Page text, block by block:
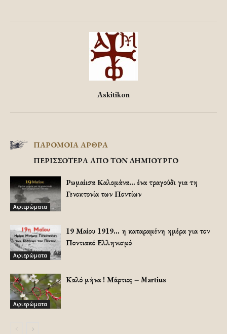
Askitikon
ΠΑΡΟΜΟΙΑ ΑΡΘΡΑ
ΠΕΡΙΣΣΟΤΕΡΑ ΑΠΟ ΤΟΝ ΔΗΜΙΟΥΡΓΟ
Αφιερώματα
Ρωμαίισα Καλομάνα… ένα τραγούδι για τη
Γενοκτονία των Ποντίων
Αφιερώματα
19 Μαίου 1919… η καταραμένη ημέρα για τον
Ποντιακό Ελληνισμό
Αφιερώματα
Καλό μήνα ! Μάρτιος – Martius